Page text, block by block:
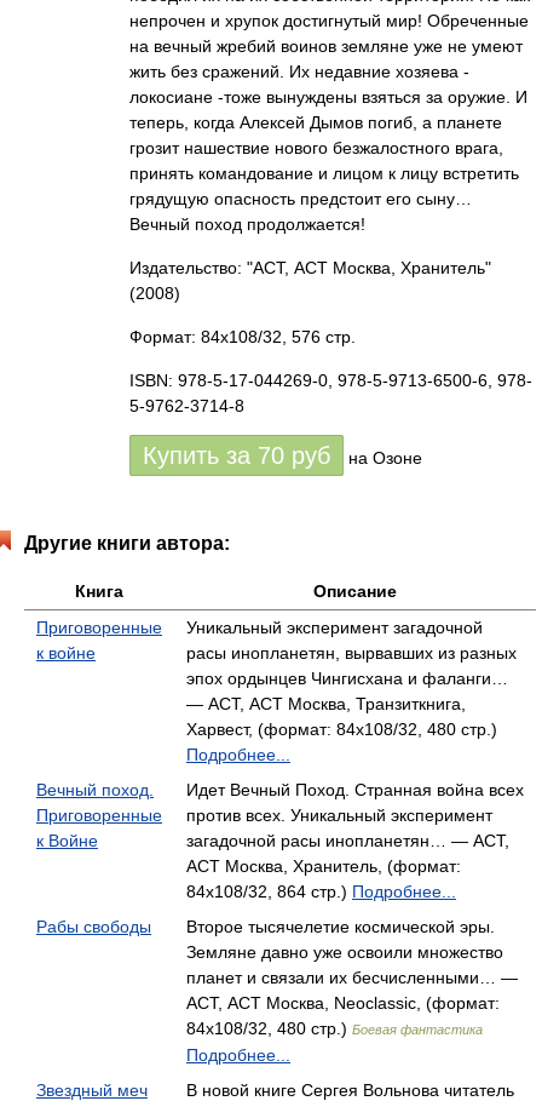
непрочен и хрупок достигнутый мир! Обреченные
на вечный жребий воинов земляне уже не умеют
жить без сражений. Их недавние хозяева -
локосиане -тоже вынуждены взяться за оружие. И
теперь, когда Алексей Дымов погиб, а планете
грозит нашествие нового безжалостного врага,
принять командование и лицом к лицу встретить
грядущую опасность предстоит его сыну…
Вечный поход продолжается!
Издательство: "АСТ, АСТ Москва, Хранитель"
(2008)
Формат: 84x108/32, 576 стр.
ISBN: 978-5-17-044269-0, 978-5-9713-6500-6, 978-
5-9762-3714-8
Купить за 70 руб на Озоне
Другие книги автора:
Книга
Описание
Приговоренные
к войне
Уникальный эксперимент загадочной
расы инопланетян, вырвавших из разных
эпох ордынцев Чингисхана и фаланги…
— АСТ, АСТ Москва, Транзиткнига,
Харвест, (формат: 84x108/32, 480 стр.)
Подробнее...
Вечный поход.
Приговоренные
к Войне
Идет Вечный Поход. Странная война всех
против всех. Уникальный эксперимент
загадочной расы инопланетян… — АСТ,
АСТ Москва, Хранитель, (формат:
84x108/32, 864 стр.) Подробнее...
Рабы свободы
Второе тысячелетие космической эры.
Земляне давно уже освоили множество
планет и связали их бесчисленными… —
АСТ, АСТ Москва, Neoclassic, (формат:
84x108/32, 480 стр.) Боевая фантастика
Подробнее...
Звездный меч
В новой книге Сергея Вольнова читатель